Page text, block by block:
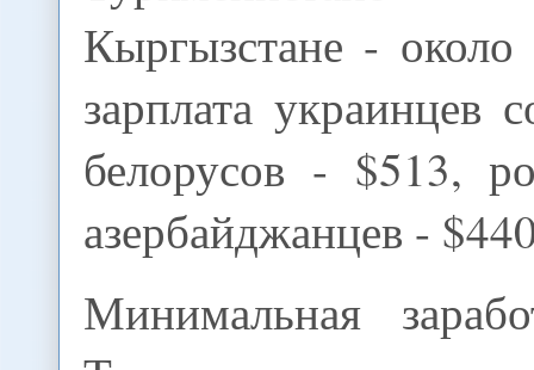
Кыргызстане -
зарплата украинцев
белорусов - $513,
азербайджанцев -
Минимальная